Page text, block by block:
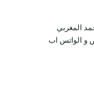
المغربي
و الواتس اب